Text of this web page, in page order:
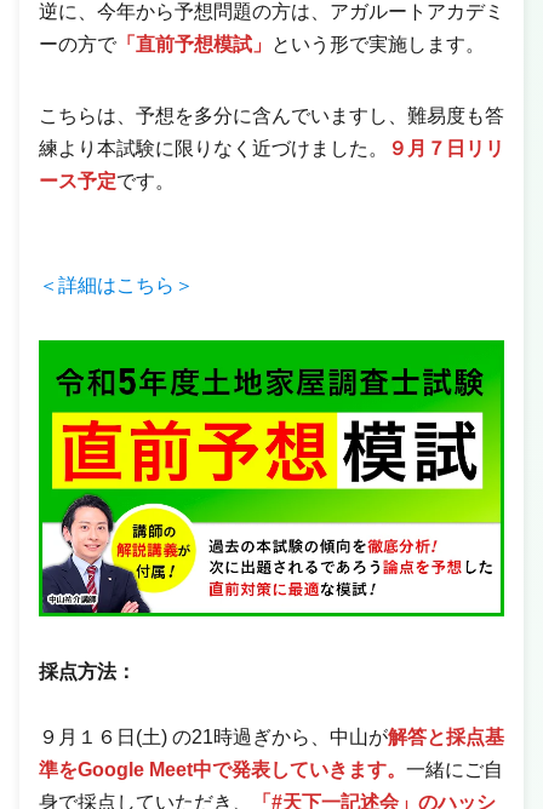
逆に、今年から予想問題の方は、アガルートアカデミ
ーの方で「直前予想模試」 という形で実施します。
こちらは、予想を多分に含んでいますし、難易度も答
練より本試験に限りなく近づけました。
９月７日リリ
ース予定です。
＜詳細はこちら＞
採点方法：
９月１６日(土) の21時過ぎから、中山が解答と採点基
準をGoogle Meet中で発表していきます。 一緒にご自
身で採点していただき、
「#天下一記述会」のハッシ